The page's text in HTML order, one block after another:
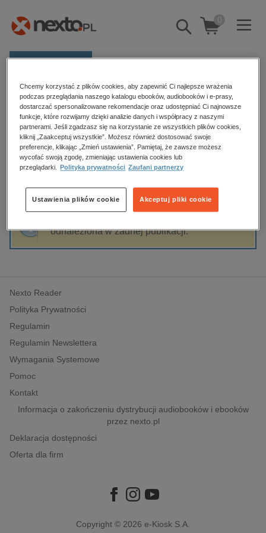
Pokaż/schowaj
wyszukiwarkę
0
Kategorie
Zobacz wszystkie E-prasa
budownictwo, aranżacja wnętrz
biznesowe, branżowe, gospodarka
dzienniki
edukacja
hobby, sport, rozrywka
komputery, internet, technologie, informatyka
polityka, społeczno-informacyjne
psychologiczne
inne
popularno-naukowe
historia
Strona główna Łukasz Karpiel
Łukasz Karpiel
Sortowanie Filtrowanie
odnaleziona w żadnej publikacji.
Nexto Reader
Polityka Prywatności
Regulamin
Regulamin Newslettera
Wymagania Systemowe
Pomoc
Kontakt
Informacja o zakończeniu dystrybucji audiobooków i ebooków
przez nexto.pl
Deklaracja dostępności
Oferta dla firm
Copyright © 2026 e-Kiosk S.A.
Chcemy korzystać z plików cookies, aby zapewnić Ci najlepsze wrażenia
podczas przeglądania naszego katalogu ebooków, audiobooków i e-prasy,
dostarczać spersonalizowane rekomendacje oraz udostępniać Ci najnowsze
funkcje, które rozwijamy dzięki analizie danych i współpracy z naszymi
partnerami. Jeśli zgadzasz się na korzystanie ze wszystkich plików cookies,
kliknij „Zaakceptuj wszystkie”. Możesz również dostosować swoje
preferencje, klikając „Zmień ustawienia”. Pamiętaj, że zawsze możesz
wycofać swoją zgodę, zmieniając ustawienia cookies lub
przeglądarki.
Polityka prywatności Zaufani partnerzy
Akceptuj pliki cookie
Ustawienia plików cookie